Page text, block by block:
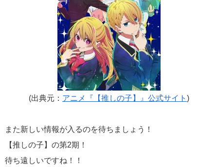
(出典元： アニメ『【推しの子】』公式サイト )
また新しい情報が入るのを待ちましょう！
【推しの子】の第2期！
待ち遠しいですね！！